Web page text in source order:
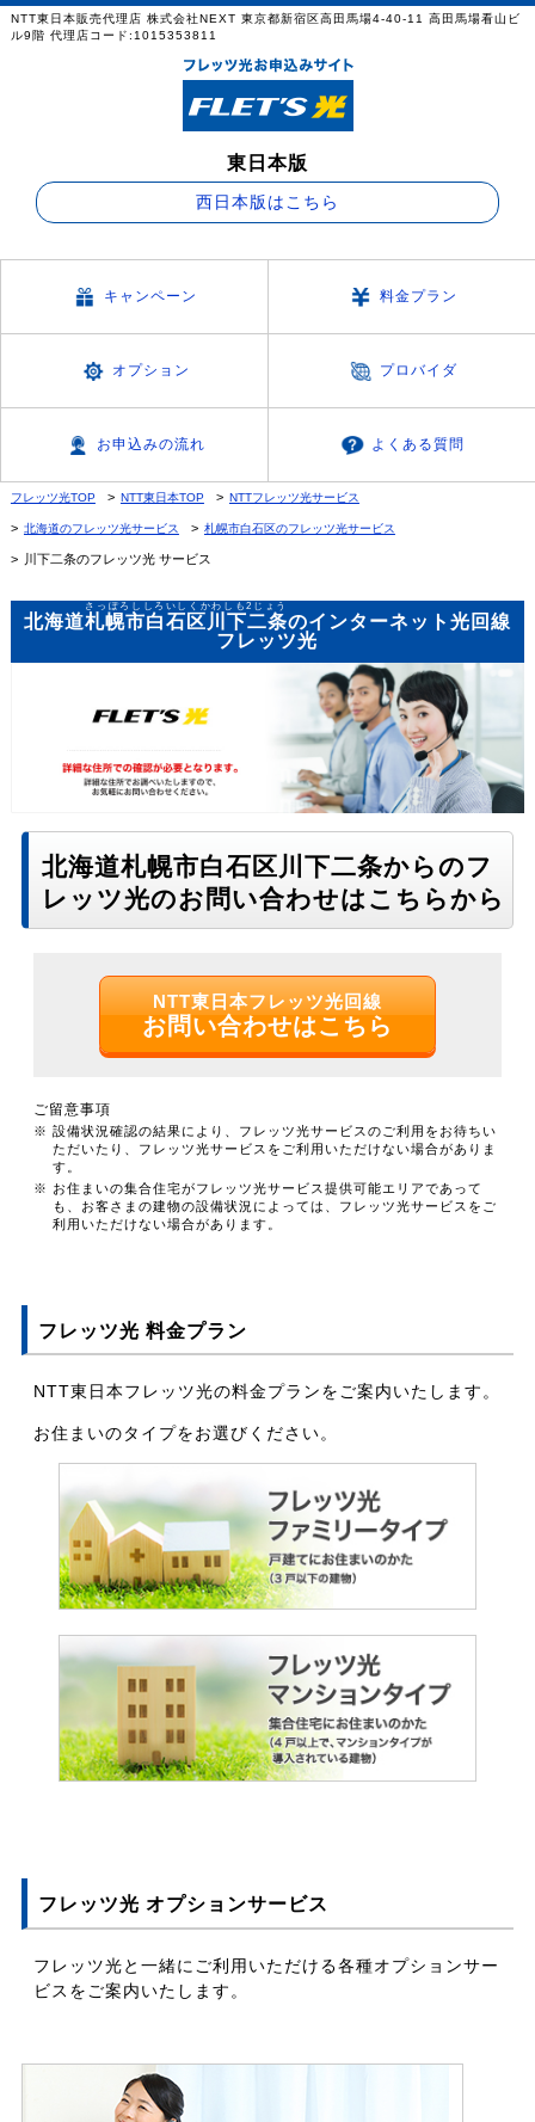
NTT東日本販売代理店 株式会社NEXT 東京都新宿区高田馬場4-40-11 高田馬場看山ビ
ル9階 代理店コード:1015353811
東日本版
西日本版はこちら
キャンペーン 料金プラン
オプション プロバイダ
お申込みの流れ よくある質問
フレッツ光TOP NTT東日本TOP NTTフレッツ光サービス
北海道のフレッツ光サービス 札幌市白石区のフレッツ光サービス
川下二条のフレッツ光 サービス
北海道札幌市白石区川下二条
さっぽろししろいしくかわしも2じょう
のインターネット光回線
フレッツ光
北海道札幌市白石区川下二条からのフ
レッツ光のお問い合わせはこちらから
NTT東日本フレッツ光回線
お問い合わせはこちら
ご留意事項
※ 設備状況確認の結果により、フレッツ光サービスのご利用をお待ちい
ただいたり、フレッツ光サービスをご利用いただけない場合がありま
す。
※ お住まいの集合住宅がフレッツ光サービス提供可能エリアであって
も、お客さまの建物の設備状況によっては、フレッツ光サービスをご
利用いただけない場合があります。
フレッツ光 料金プラン
NTT東日本フレッツ光の料金プランをご案内いたします。
お住まいのタイプをお選びください。
フレッツ光 オプションサービス
フレッツ光と一緒にご利用いただける各種オプションサー
ビスをご案内いたします。